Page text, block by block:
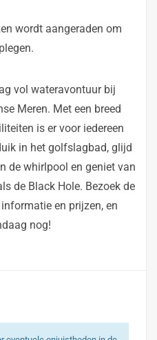
wordt aangeraden om
vol wateravontuur bij
Meren. Met een breed
is er voor iedereen
in het golfslagbad, glijd
de whirlpool en geniet van
de Black Hole. Bezoek de
en prijzen, en
nog!